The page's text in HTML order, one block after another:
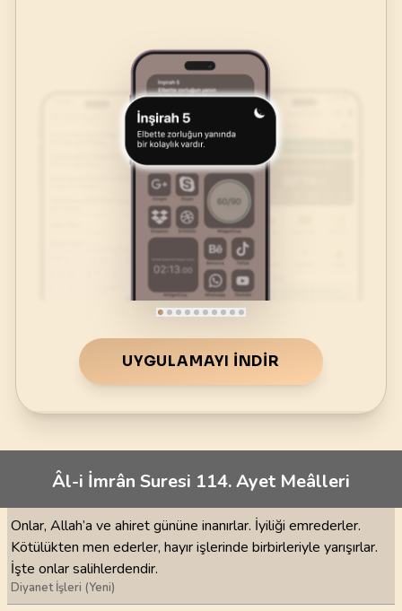
UYGULAMAYI İNDIR
Âl-i İmrân Suresi 114. Ayet Meâlleri
Onlar, Allah’a ve ahiret gününe inanırlar. İyiliği emrederler.
Kötülükten men ederler, hayır işlerinde birbirleriyle yarışırlar.
İşte onlar salihlerdendir.
Diyanet İşleri (Yeni)